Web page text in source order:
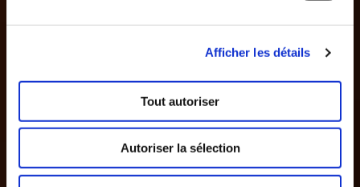
Afficher les détails
Tout autoriser
Autoriser la sélection